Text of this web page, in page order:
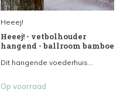
Heeej!
Heeej! - vetbolhouder
hangend - ballroom bamboe
Dit hangende voederhuis...
Op voorraad